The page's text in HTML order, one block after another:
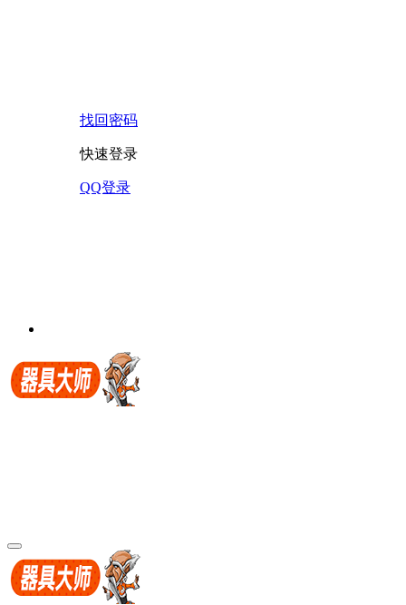
找回密码
快速登录
QQ登录